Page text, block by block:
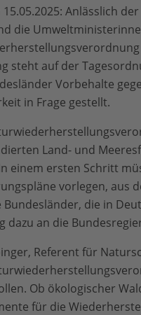
15.05.2025: Anlässlich
die
steht auf der
Vorbehalte
in Frage gestellt.
Land- und
einem ersten Schritt
vorlegen, aus
Bundesländer, die in
dazu an die
Referent für
Ob ökologischer
für die